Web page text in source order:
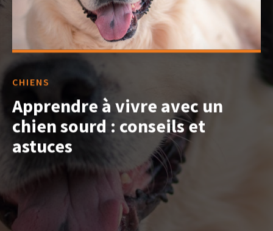
CHIENS
Apprendre à vivre avec un
chien sourd : conseils et
astuces